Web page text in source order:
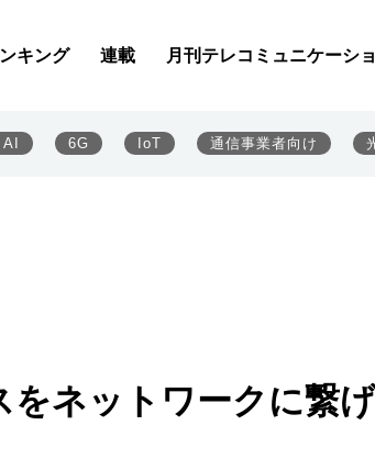
キング 連載 月刊テレコミュニケーシ
AI 6G IoT 通信事業者向け
をネットワークに繋げ